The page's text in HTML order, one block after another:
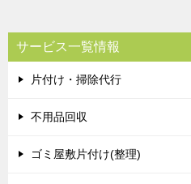
ビ
ゲ
ー
シ
サービス一覧情報
片付け・掃除代行
不用品回収
ゴミ屋敷片付け(整理)